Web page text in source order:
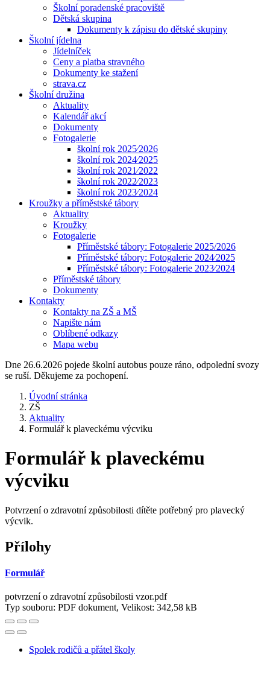
Školní poradenské pracoviště
Dětská skupina
Dokumenty k zápisu do dětské skupiny
Školní jídelna
Jídelníček
Ceny a platba stravného
Dokumenty ke stažení
strava.cz
Školní družina
Aktuality
Kalendář akcí
Dokumenty
Fotogalerie
školní rok 2025⁄2026
školní rok 2024⁄2025
školní rok 2021⁄2022
školní rok 2022⁄2023
školní rok 2023⁄2024
Kroužky a příměstské tábory
Aktuality
Kroužky
Fotogalerie
Příměstské tábory: Fotogalerie 2025/2026
Příměstské tábory: Fotogalerie 2024⁄2025
Příměstské tábory: Fotogalerie 2023⁄2024
Příměstské tábory
Dokumenty
Kontakty
Kontakty na ZŠ a MŠ
Napište nám
Oblíbené odkazy
Mapa webu
Dne 26.6.2026 pojede školní autobus pouze ráno, odpolední svozy
se ruší. Děkujeme za pochopení.
Úvodní stránka
ZŠ
Aktuality
Formulář k plaveckému výcviku
Formulář k plaveckému
výcviku
Potvrzení o zdravotní způsobilosti dítěte potřebný pro plavecký
výcvik.
Přílohy
Formulář
potvrzení o zdravotní způsobilosti vzor.pdf
Typ souboru: PDF dokument, Velikost: 342,58 kB
Spolek rodičů a přátel školy